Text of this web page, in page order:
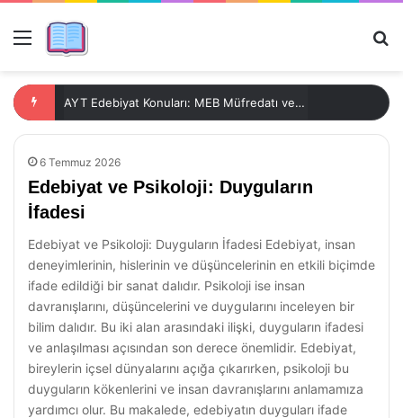
Menü
AYT Edebiyat Konuları: MEB Müfredatı ve Değerlendirme Kriterleri
6 Temmuz 2026
Edebiyat ve Psikoloji: Duyguların
İfadesi
Edebiyat ve Psikoloji: Duyguların İfadesi Edebiyat, insan
deneyimlerinin, hislerinin ve düşüncelerinin en etkili biçimde
ifade edildiği bir sanat dalıdır. Psikoloji ise insan
davranışlarını, düşüncelerini ve duygularını inceleyen bir
bilim dalıdır. Bu iki alan arasındaki ilişki, duyguların ifadesi
ve anlaşılması açısından son derece önemlidir. Edebiyat,
bireylerin içsel dünyalarını açığa çıkarırken, psikoloji bu
duyguların kökenlerini ve insan davranışlarını anlamamıza
yardımcı olur. Bu makalede, edebiyatın duyguları ifade